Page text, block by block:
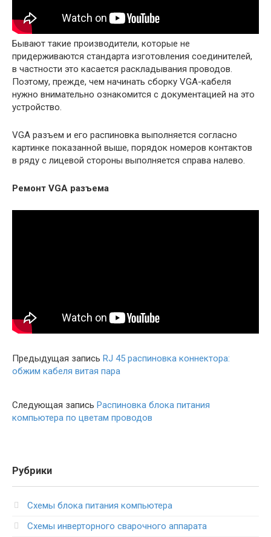
Бывают такие производители, которые не
придерживаются стандарта изготовления соединителей,
в частности это касается раскладывания проводов.
Поэтому, прежде, чем начинать сборку VGA-кабеля
нужно внимательно ознакомится с документацией на это
устройство.
VGA разъем и его распиновка выполняется согласно
картинке показанной выше, порядок номеров контактов
в ряду с лицевой стороны выполняется справа налево.
Ремонт VGA разъема
Предыдущая запись RJ 45 распиновка коннектора:
обжим кабеля витая пара
Следующая запись Распиновка блока питания
компьютера по цветам проводов
Рубрики
Схемы блока питания компьютера
Схемы инверторного сварочного аппарата